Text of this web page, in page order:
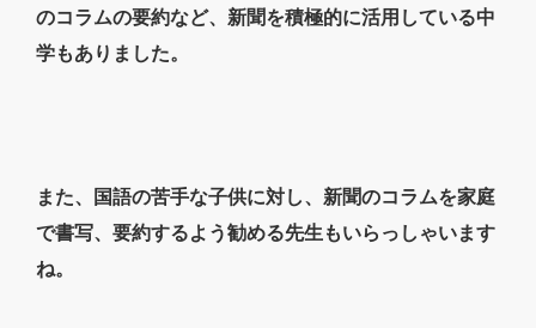
のコラムの要約など、新聞を積極的に活用している中
学もありました。
また、国語の苦手な子供に対し、新聞のコラムを家庭
で書写、要約するよう勧める先生もいらっしゃいます
ね。